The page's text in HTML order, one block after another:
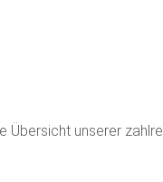
Übersicht unserer